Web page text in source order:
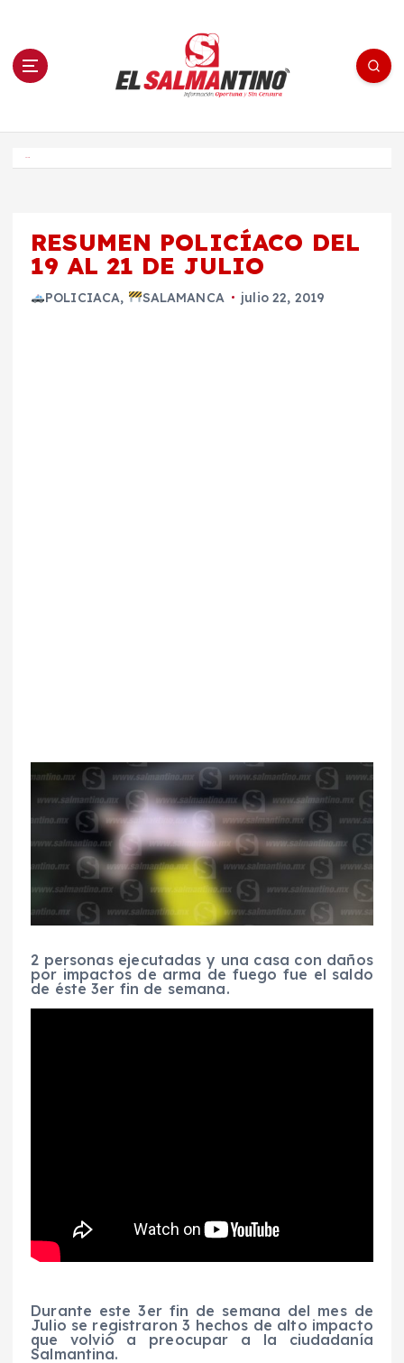
n El Salmantino - medios/noticias/editorial
RESUMEN POLICÍACO DEL
19 AL 21 DE JULIO
POLICIACA, SALAMANCA julio 22, 2019
2 personas ejecutadas y una casa con daños
por impactos de arma de fuego fue el saldo
de éste 3er fin de semana.
Durante este 3er fin de semana del mes de
Julio se registraron 3 hechos de alto impacto
que volvió a preocupar a la ciudadanía
Salmantina.